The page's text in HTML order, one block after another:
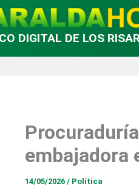
DIGITAL DE LOS
embajadora
14/05/2026 / Política